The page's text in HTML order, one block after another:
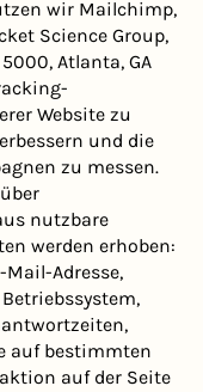
wir Mailchimp,
Science Group,
5000, Atlanta, GA
Website zu
und die
zu messen.
nutzbare
werden erhoben:
Mail-Adresse,
auf bestimmten
auf der Seite